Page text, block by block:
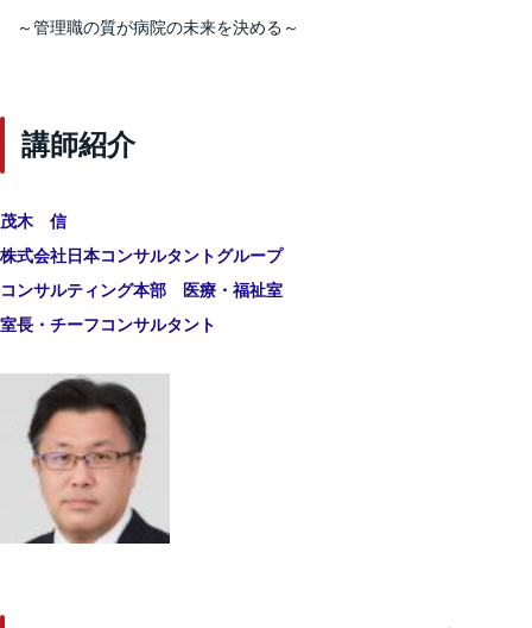
～管理職の質が病院の未来を決める～
講師紹介
茂木 信
株式会社日本コンサルタントグループ
コンサルティング本部
医療・福祉室
室長・チーフコンサルタント